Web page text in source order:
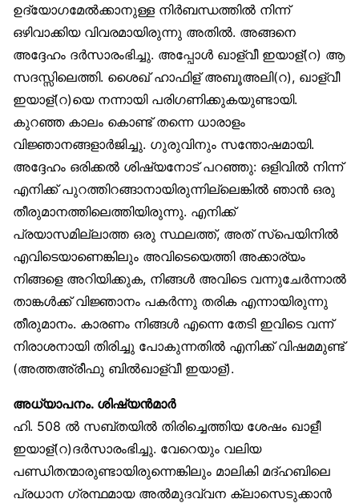
ഉദ്യോഗമേൽക്കാനുള്ള നിർബന്ധത്തിൽ നിന്ന്
ഒഴിവാക്കിയ വിവരമായിരുന്നു അതിൽ. അങ്ങനെ
അദ്ദേഹം ദർസാരംഭിച്ചു. അപ്പോൾ ഖാള്വീ ഇയാള്(റ) ആ
സദസ്സിലെത്തി. ശൈഖ് ഹാഫിള് അബൂഅലി(റ), ഖാള്വീ
ഇയാള്(റ)യെ നന്നായി പരിഗണിക്കുകയുണ്ടായി.
കുറഞ്ഞ കാലം കൊണ്ട് തന്നെ ധാരാളം
വിജ്ഞാനങ്ങളാർജിച്ചു. ഗുരുവിനും സന്തോഷമായി.
അദ്ദേഹം ഒരിക്കൽ ശിഷ്യനോട് പറഞ്ഞു: ഒളിവിൽ നിന്ന്
എനിക്ക് പുറത്തിറങ്ങാനായിരുന്നില്ലെങ്കിൽ ഞാൻ ഒരു
തീരുമാനത്തിലെത്തിയിരുന്നു. എനിക്ക്
പ്രയാസമില്ലാത്ത ഒരു സ്ഥലത്ത്, അത് സ്‌പെയിനിൽ
എവിടെയാണെങ്കിലും അവിടെയെത്തി അക്കാര്യം
നിങ്ങളെ അറിയിക്കുക, നിങ്ങൾ അവിടെ വന്നുചേർന്നാൽ
താങ്കൾക്ക് വിജ്ഞാനം പകർന്നു തരിക എന്നായിരുന്നു
തീരുമാനം. കാരണം നിങ്ങൾ എന്നെ തേടി ഇവിടെ വന്ന്
നിരാശനായി തിരിച്ചു പോകുന്നതിൽ എനിക്ക് വിഷമമുണ്ട്
(അത്തഅ്‌രീഫു ബിൽഖാള്വീ ഇയാള്).
അധ്യാപനം. ശിഷ്യൻമാർ
ഹി. 508 ൽ സബ്തയിൽ തിരിച്ചെത്തിയ ശേഷം ഖാളീ
ഇയാള്(റ)ദർസാരംഭിച്ചു. വേറെയും വലിയ
പണ്ഡിതന്മാരുണ്ടായിരുന്നെങ്കിലും മാലികി മദ്ഹബിലെ
പ്രധാന ഗ്രന്ഥമായ അൽമുദവ്വന ക്ലാസെടുക്കാൻ